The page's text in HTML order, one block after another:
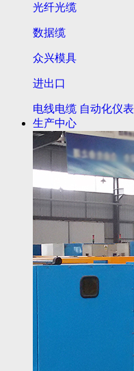
光纤光缆
数据缆
众兴模具
进出口
电线电缆 自动化仪表
生产中心